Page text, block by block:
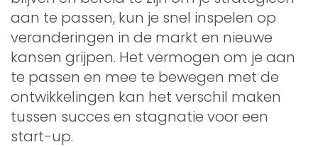
aan te passen, kun je snel inspelen op
veranderingen in de markt en nieuwe
kansen grijpen. Het vermogen om je aan
te passen en mee te bewegen met de
ontwikkelingen kan het verschil maken
tussen succes en stagnatie voor een
start-up.